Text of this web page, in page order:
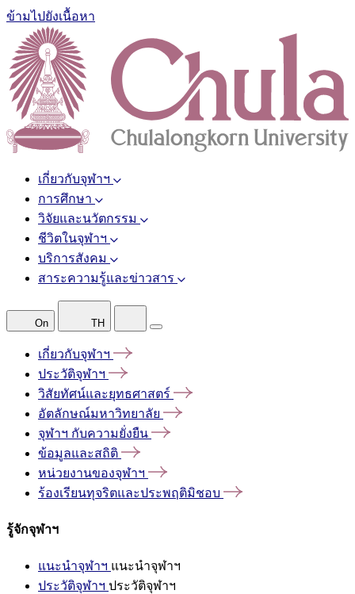
ข้ามไปยังเนื้อหา
เกี่ยวกับจุฬาฯ
การศึกษา
วิจัยและนวัตกรรม
ชีวิตในจุฬาฯ
บริการสังคม
สาระความรู้และข่าวสาร
On TH
เกี่ยวกับจุฬาฯ
ประวัติจุฬาฯ
วิสัยทัศน์และยุทธศาสตร์
อัตลักษณ์มหาวิทยาลัย
จุฬาฯ กับความยั่งยืน
ข้อมูลและสถิติ
หน่วยงานของจุฬาฯ
ร้องเรียนทุจริตและประพฤติมิชอบ
รู้จักจุฬาฯ
แนะนำจุฬาฯ แนะนำจุฬาฯ
ประวัติจุฬาฯ ประวัติจุฬาฯ